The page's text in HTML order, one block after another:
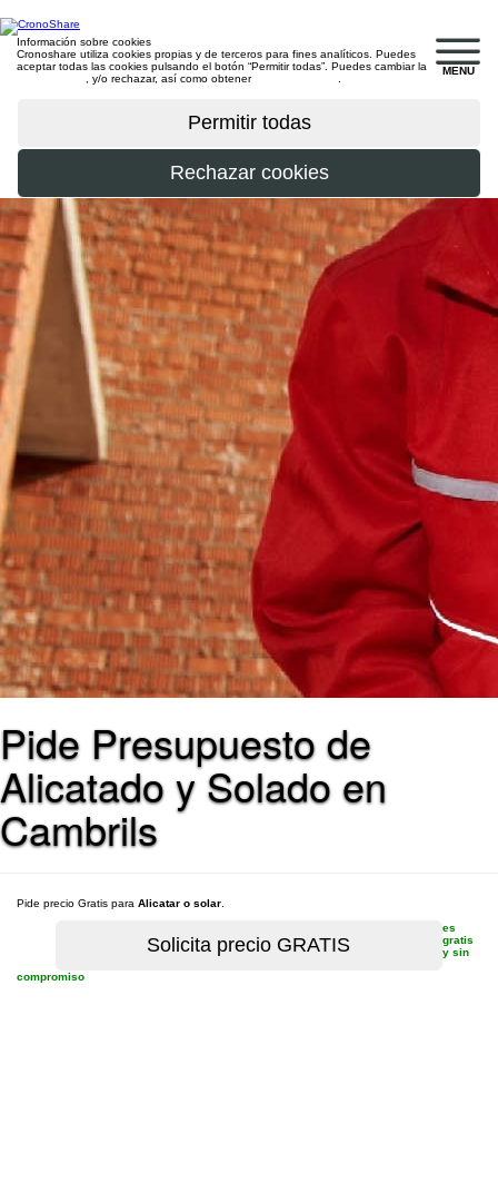
MENU
Información sobre cookies
Cronoshare utiliza cookies propias y de terceros para fines analíticos. Puedes
aceptar todas las cookies pulsando el botón “Permitir todas”. Puedes cambiar la
, y/o rechazar, así como obtener
Pide Presupuesto de
Alicatado y Solado en
Cambrils
Pide precio Gratis para Alicatar o solar
es
gratis
y sin
compromiso